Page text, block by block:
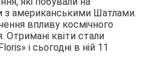
з американськими Шатлами.
впливу космічного
Отримані квіти стали
і сьогодні в ній 11